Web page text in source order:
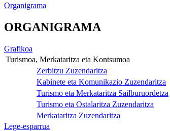
Organigrama
ORGANIGRAMA
Grafikoa
Turismoa, Merkataritza eta Kontsumoa
Zerbitzu Zuzendaritza
Kabinete eta Komunikazio Zuzendaritza
Turismo eta Merkataritza Sailburuordetza
Turismo eta Ostalaritza Zuzendaritza
Merkataritza Zuzendaritza
Lege-esparrua